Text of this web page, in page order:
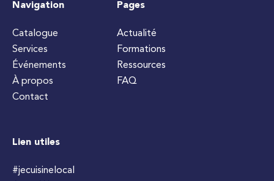
Navigation
Catalogue
Services
Événements
À propos
Contact
Pages
Actualité
Formations
Ressources
FAQ
Lien utiles
#jecuisinelocal